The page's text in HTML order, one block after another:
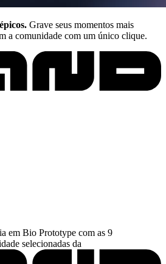
Grave seus momentos mais
a comunidade com um único clique.
em Bio Prototype com as 9
selecionadas da